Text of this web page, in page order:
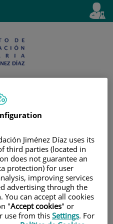
Active
en
Jiménez Díaz uses its
third parties (located in
does not guarantee an
protection) for user
improving services
advertising through the
can accept all cookies
"Accept cookies" or
use from this Settings. For